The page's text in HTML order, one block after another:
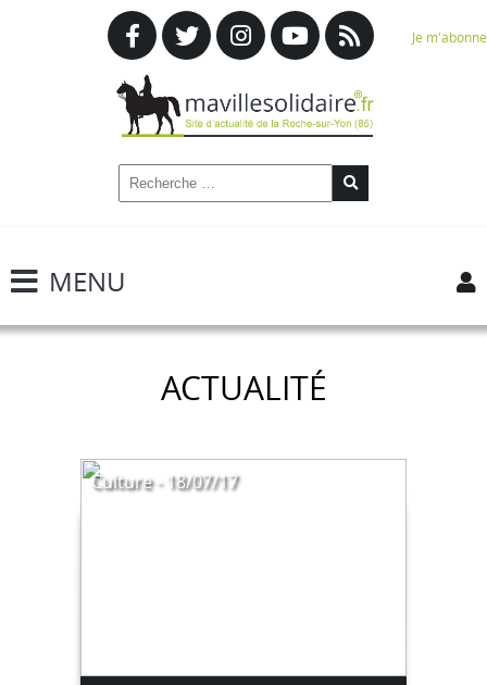
Je m'abonne
MENU
ACTUALITÉ
Culture - 18/07/17